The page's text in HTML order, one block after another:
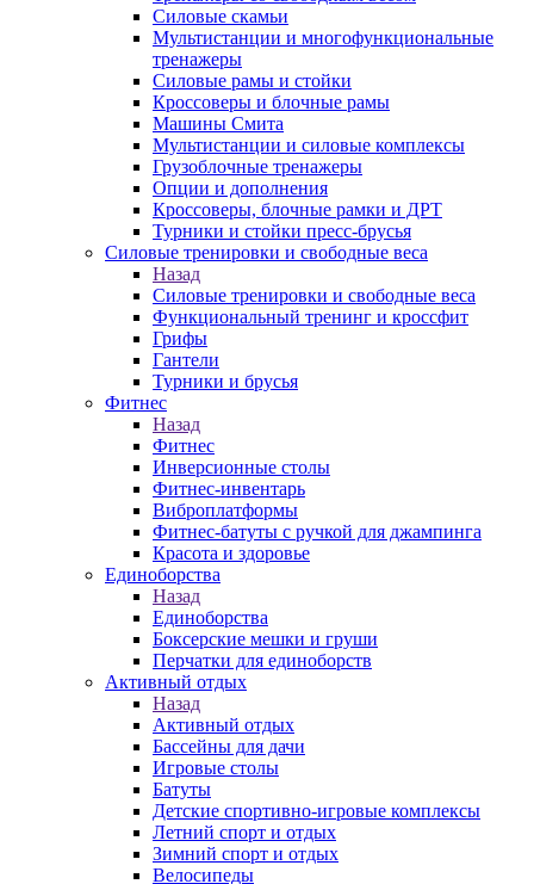
Силовые скамьи
Мультистанции и многофункциональные
тренажеры
Силовые рамы и стойки
Кроссоверы и блочные рамы
Машины Смита
Мультистанции и силовые комплексы
Грузоблочные тренажеры
Опции и дополнения
Кроссоверы, блочные рамки и ДРТ
Турники и стойки пресс-брусья
Силовые тренировки и свободные веса
Назад
Силовые тренировки и свободные веса
Функциональный тренинг и кроссфит
Грифы
Гантели
Турники и брусья
Фитнес
Назад
Фитнес
Инверсионные столы
Фитнес-инвентарь
Виброплатформы
Фитнес-батуты с ручкой для джампинга
Красота и здоровье
Единоборства
Назад
Единоборства
Боксерские мешки и груши
Перчатки для единоборств
Активный отдых
Назад
Активный отдых
Бассейны для дачи
Игровые столы
Батуты
Детские спортивно-игровые комплексы
Летний спорт и отдых
Зимний спорт и отдых
Велосипеды